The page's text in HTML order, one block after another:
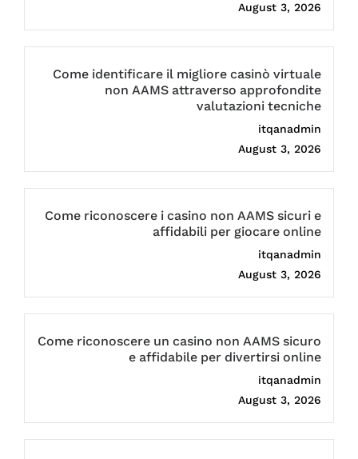
August 3, 2026
Come identificare il migliore casinò virtuale
non AAMS attraverso approfondite
valutazioni tecniche
itqanadmin
August 3, 2026
Come riconoscere i casino non AAMS sicuri e
affidabili per giocare online
itqanadmin
August 3, 2026
Come riconoscere un casino non AAMS sicuro
e affidabile per divertirsi online
itqanadmin
August 3, 2026